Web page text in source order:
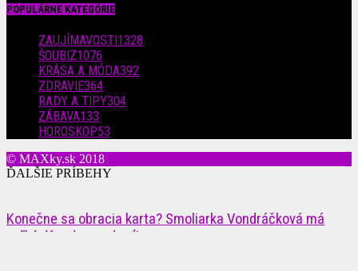
POPULÁRNE KATEGÓRIE
ZAUJÍMAVOSTI1328
ŠOUBIZ1076
KRÁSA A MÓDA392
ZDRAVIE364
RADY A TIPY304
ZÁBAVA133
HOROSKOP53
© MAXky.sk 2018
ĎALŠIE PRÍBEHY
Konečne sa obracia karta? Smoliarka Vondráčková má
veľký dôvod na radosť!